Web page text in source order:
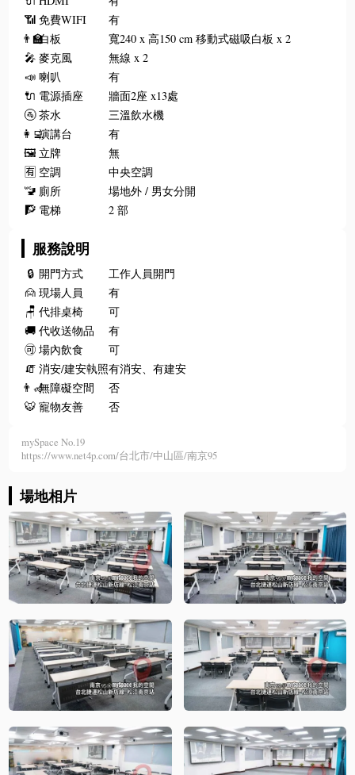
📶 免費WIFI
有
👨‍🏫白板
寬240 x 高150 cm 移動式磁吸白板 x 2
🎤 麥克風
無線 x 2
📣 喇叭
有
🔌 電源插座
牆面2座 x13處
🚰 茶水
三溫飲水機
👩‍💻演講台
有
🖼️ 立牌
無
🈶 空調
中央空調
🚾 廁所
場地外 / 男女分開
🧗 電梯 2 部
服務說明
🔒 開門方式
工作人員開門
🙍 現場人員
有
🪑 代排桌椅
可
🚚 代收送物品
有
🉑 場內飲食
可
🧯 消安/建安執照有消安、有建安
👨‍🦽無障礙空間
否
🐯 寵物友善 否
mySpace No.19
https://www.net4p.com/台北市/中山區/南京95
場地相片